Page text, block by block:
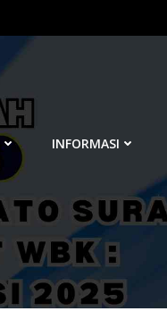
INFORMASI